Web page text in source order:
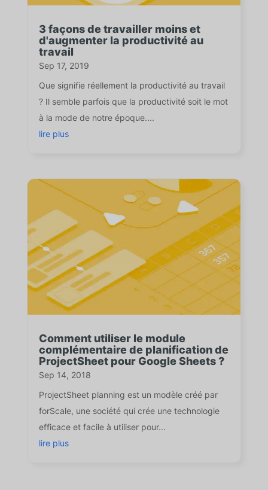
3 façons de travailler moins et
d'augmenter la productivité au
travail
Sep 17, 2019
Que signifie réellement la productivité au travail
? Il semble parfois que la productivité soit le mot
à la mode de notre époque....
lire plus
Comment utiliser le module
complémentaire de planification de
ProjectSheet pour Google Sheets ?
Sep 14, 2018
ProjectSheet planning est un modèle créé par
forScale, une société qui crée une technologie
efficace et facile à utiliser pour...
lire plus